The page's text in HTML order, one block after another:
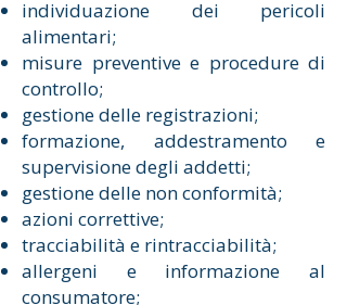
individuazione dei pericoli
alimentari;
misure preventive e procedure di
controllo;
gestione delle registrazioni;
formazione, addestramento e
supervisione degli addetti;
gestione delle non conformità;
azioni correttive;
tracciabilità e rintracciabilità;
allergeni e informazione al
consumatore;